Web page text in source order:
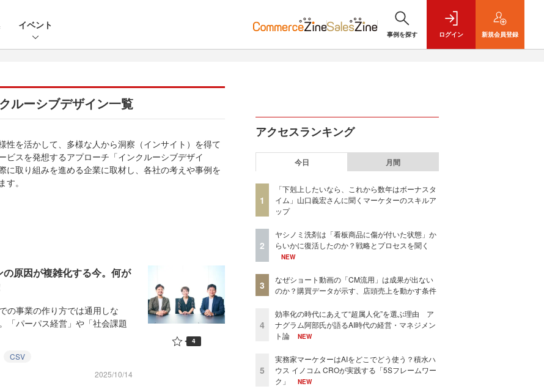
イベント
事例を探す ログイン 新規会員登録
ルーシブデザイン一覧
性を活かして、多様な人から洞察（インサイト）を得て
ビスを発想するアプローチ「インクルーシブデザイ
に取り組みを進める企業に取材し、各社の考えや事例を
す。
原因が複雑化する今。何が
の事業の作り方では通用しな
「パーパス経営」や「社会課題
CSV
2025/10/14
4
アクセスランキング
今日 月間
1
「下剋上したいなら、これから数年はボーナスタ
イム」山口義宏さんに聞くマーケターのスキルア
ップ
2
ヤシノミ洗剤は「看板商品に傷が付いた状態」か
らいかに復活したのか？戦略とプロセスを聞く
NEW
3
なぜショート動画の「CM流用」は成果が出ない
のか？購買データが示す、店頭売上を動かす条件
4
効率化の時代にあえて“超属人化”を選ぶ理由 ア
ナグラム阿部氏が語るAI時代の経営・マネジメン
ト論
NEW
5
実務家マーケターはAIをどこでどう使う？積水ハ
ウス イノコム CROが実践する「5Sフレームワー
ク」
NEW